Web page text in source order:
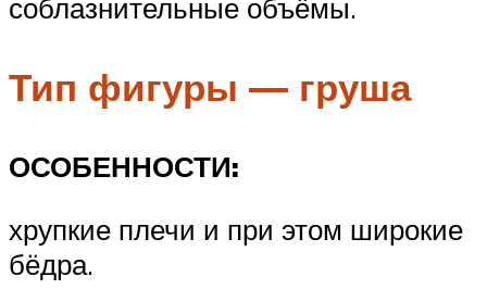
соблазнительные объёмы.
Тип фигуры — груша
ОСОБЕННОСТИ:
хрупкие плечи и при этом широкие
бёдра.